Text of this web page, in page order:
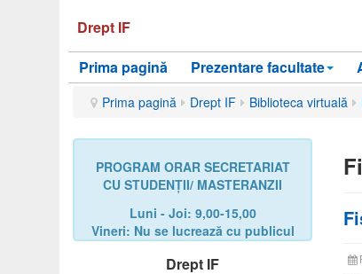
Drept IF
Prima pagină Prezentare facultate
Prima pagină Drept IF Biblioteca virtuală
PROGRAM ORAR SECRETARIAT
CU STUDENȚII/ MASTERANZII
Luni - Joi: 9,00-15,00
Vineri: Nu se lucrează cu publicul
Drept IF